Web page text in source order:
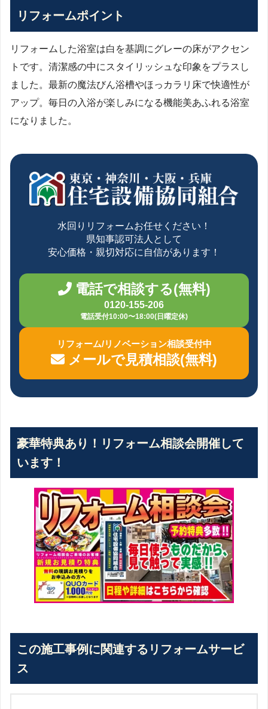
リフォームポイント
リフォームした浴室は白を基調にグレーの床がアクセン
トです。清潔感の中にスタイリッシュな印象をプラスし
ました。最新の魔法びん浴槽やほっカラリ床で快適性が
アップ。毎日の入浴が楽しみになる機能美あふれる浴室
になりました。
水回りリフォームお任せください！
県知事認可法人として
安心価格・親切対応に自信があります！
電話で相談する(無料)
0120-155-206
電話受付10:00〜18:00(日曜定休)
リフォーム/リノベーション相談受付中
メールで見積相談(無料)
豪華特典あり！リフォーム相談会開催して
います！
この施工事例に関連するリフォームサービ
ス